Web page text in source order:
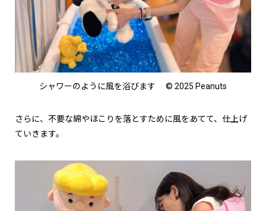
シャワーのように風を浴びます © 2025 Peanuts
さらに、不要な綿やほこりを落とすために風をあてて、仕上げ
ていきます。